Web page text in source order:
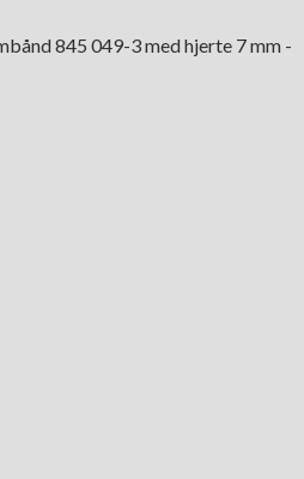
845 049-3 med hjerte 7 mm -